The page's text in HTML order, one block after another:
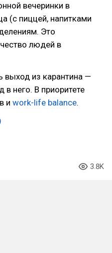
вечеринки в
(с пиццей, напитками
Это
людей в
из карантина —
в него. В приоритете
и work-life balance.
3.8K